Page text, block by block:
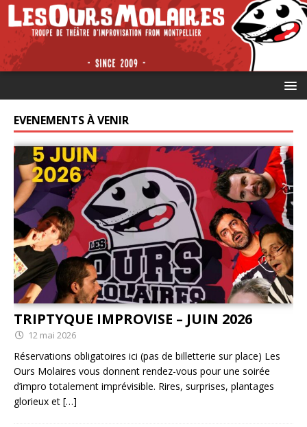
EVENEMENTS À VENIR
TRIPTYQUE IMPROVISE – JUIN 2026
12 mai 2026
Réservations obligatoires ici (pas de billetterie sur place) Les
Ours Molaires vous donnent rendez-vous pour une soirée
d’impro totalement imprévisible. Rires, surprises, plantages
glorieux et […]